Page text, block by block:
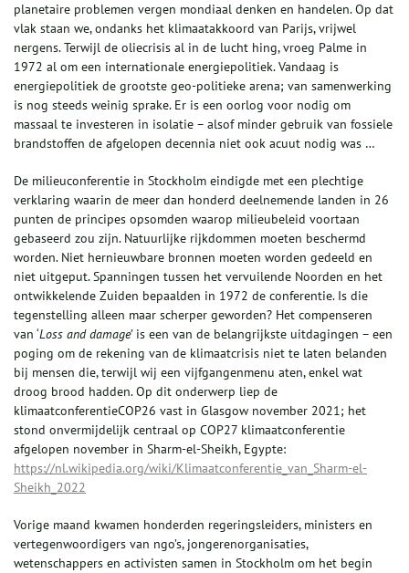
planetaire problemen vergen mondiaal denken en handelen. Op dat
vlak staan we, ondanks het klimaatakkoord van Parijs, vrijwel
nergens. Terwijl de oliecrisis al in de lucht hing, vroeg Palme in
1972 al om een internationale energiepolitiek. Vandaag is
energiepolitiek de grootste geo-politieke arena; van samenwerking
is nog steeds weinig sprake. Er is een oorlog voor nodig om
massaal te investeren in isolatie – alsof minder gebruik van fossiele
brandstoffen de afgelopen decennia niet ook acuut nodig was …
De milieuconferentie in Stockholm eindigde met een plechtige
verklaring waarin de meer dan honderd deelnemende landen in 26
punten de principes opsomden waarop milieubeleid voortaan
gebaseerd zou zijn. Natuurlijke rijkdommen moeten beschermd
worden. Niet hernieuwbare bronnen moeten worden gedeeld en
niet uitgeput. Spanningen tussen het vervuilende Noorden en het
ontwikkelende Zuiden bepaalden in 1972 de conferentie. Is die
tegenstelling alleen maar scherper geworden? Het compenseren
van ‘Loss and damage’is een van de belangrijkste uitdagingen – een
poging om de rekening van de klimaatcrisis niet te laten belanden
bij mensen die, terwijl wij een vijfgangenmenu aten, enkel wat
droog brood hadden. Op dit onderwerp liep de
klimaatconferentieCOP26 vast in Glasgow november 2021; het
stond onvermijdelijk centraal op COP27 klimaatconferentie
afgelopen november in Sharm-el-Sheikh, Egypte:
https://nl.wikipedia.org/wiki/Klimaatconferentie_van_Sharm-el-
Sheikh_2022
Vorige maand kwamen honderden regeringsleiders, ministers en
vertegenwoordigers van ngo’s, jongerenorganisaties,
wetenschappers en activisten samen in Stockholm om het begin